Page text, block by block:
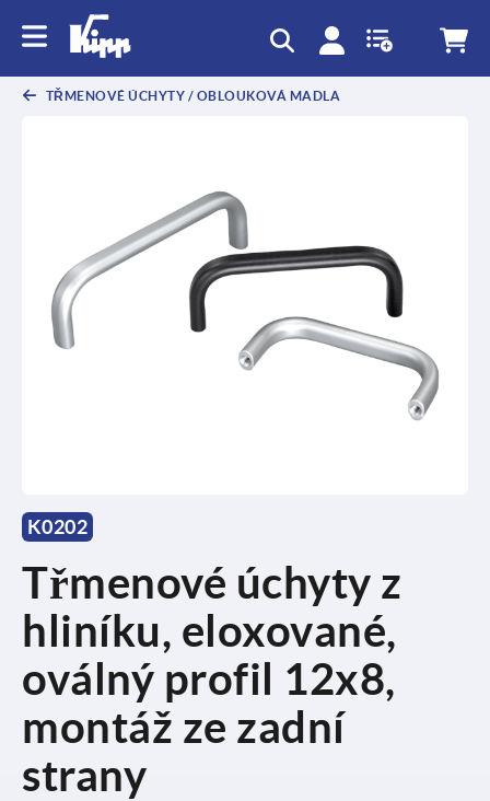
TŘMENOVÉ ÚCHYTY / OBLOUKOVÁ MADLA
K0202
Třmenové úchyty z
hliníku, eloxované,
oválný profil 12x8,
montáž ze zadní
strany